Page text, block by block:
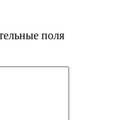
поля